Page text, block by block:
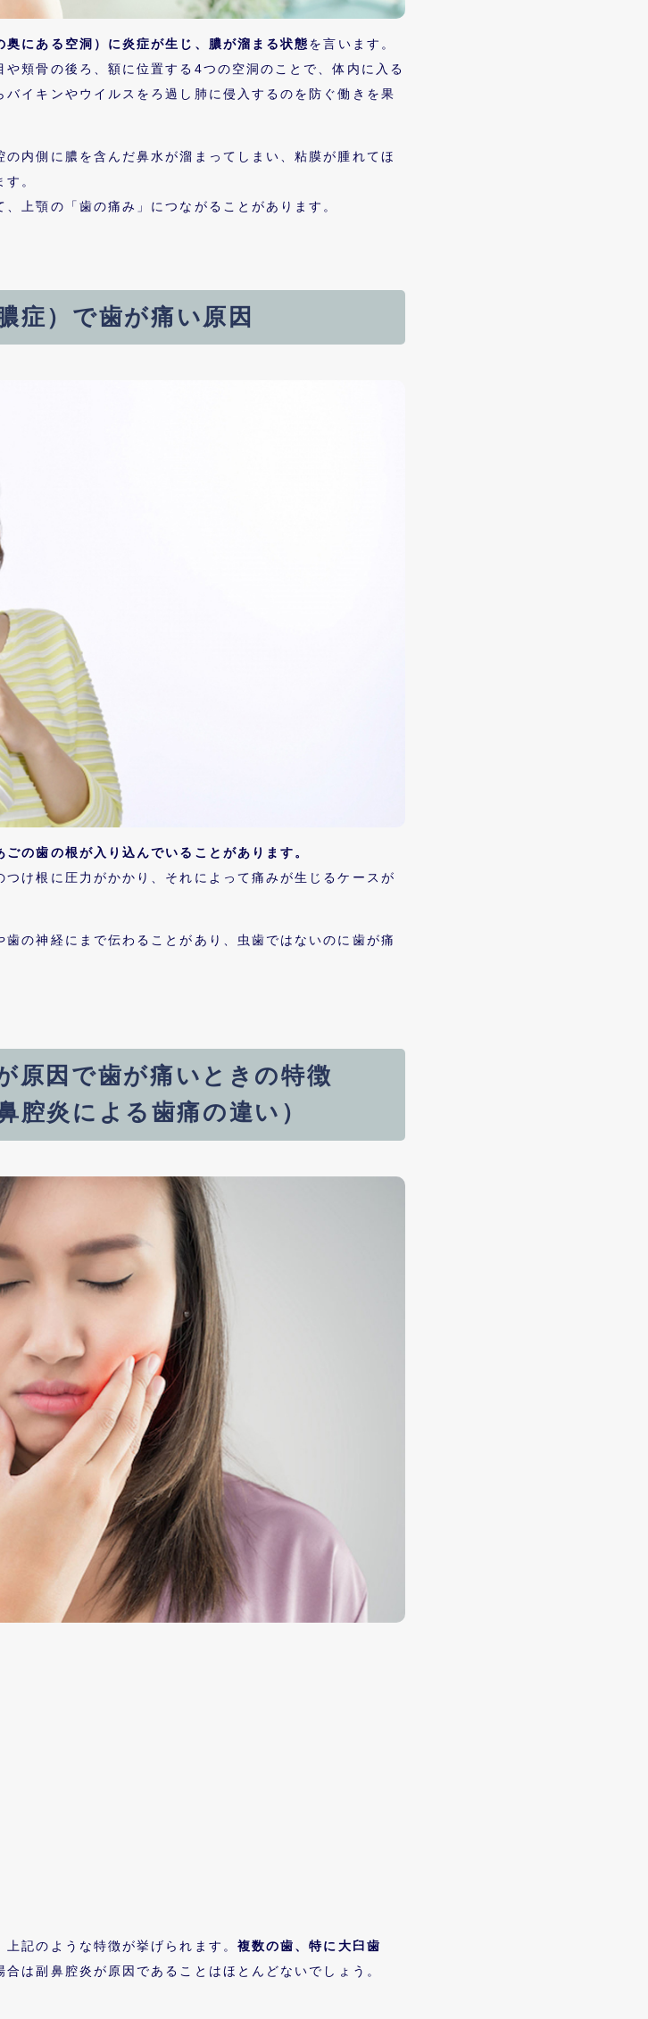
奥にある空洞）に炎症が生じ、膿が溜まる状態を言います。
や頬骨の後ろ、額に位置する4つの空洞のことで、体内に入る
イキンやウイルスをろ過し肺に侵入するのを防ぐ働きを果
内側に膿を含んだ鼻水が溜まってしまい、粘膜が腫れてほ
。
上顎の「歯の痛み」につながることがあります。
症）で歯が痛い原因
ごの歯の根が入り込んでいることがあります。
け根に圧力がかかり、それによって痛みが生じるケースが
の神経にまで伝わることがあり、虫歯ではないのに歯が痛
原因で歯が痛いときの特徴
腔炎 による歯痛の違い）
記のような特徴が挙げられます。 複数の歯、特に大臼歯
合は副鼻腔炎が原因であることはほとんどないでしょう。